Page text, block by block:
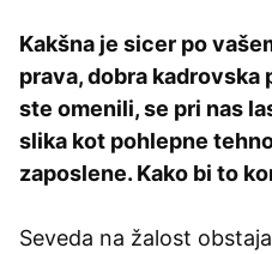
Kakšna je sicer po
prava, dobra kadrovska
ste omenili, se pri nas
slika kot pohlepne
zaposlene. Kako bi to
Seveda na žalost